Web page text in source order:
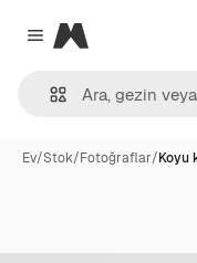
Close menu
Magnific
Ev/Stok/Fotoğraflar/Koyu